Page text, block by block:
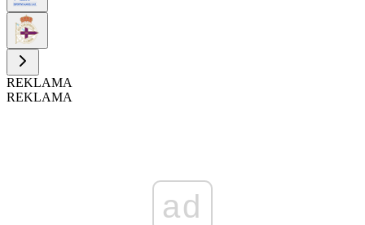
REKLAMA
REKLAMA
ad